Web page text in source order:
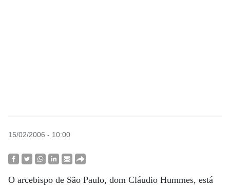
15/02/2006 - 10:00
O arcebispo de São Paulo, dom Cláudio Hummes, está